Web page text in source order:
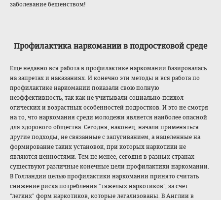
заболевание бешенством!
Профилактика наркомании в подростковой среде
Еще недавно вся работа в профилактике наркомании базировалась
на запретах и наказаниях. И конечно эти методы и вся работа по
профилактике наркомании показали свою полную
неэффективность, так как не учитывали социально-психол
огических и возрастных особенностей подростков. И это не смотря
на то, что наркомания среди молодежи является наиболее опасной
для здорового общества. Сегодня, наконец, начали применяться
другие подходы, не связанные с запугиванием, а нацеленные на
формирование таких установок, при которых наркотики не
являются ценностями. Тем не менее, сегодня в разных странах
существуют различные конечные цели профилактики наркомании.
В Голландии целью профилактики наркомании принято считать
снижение риска потребления “тяжелых наркотиков”, за счет
“легких” форм наркотиков, которые легализованы. В Англии в